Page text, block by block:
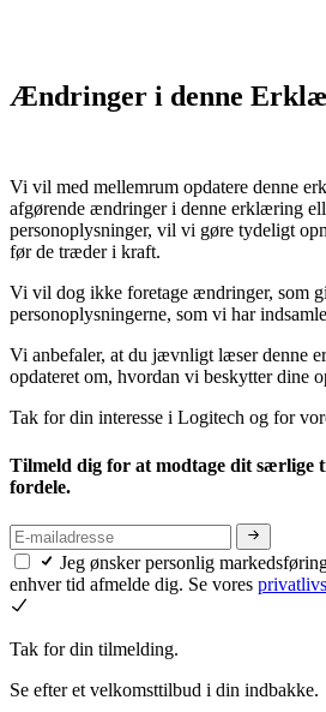
Ændringer i denne
Vi vil med mellemrum opdatere denne
afgørende ændringer i denne erklæring
personoplysninger, vil vi gøre tydeligt
før de træder i kraft.
Vi vil dog ikke foretage ændringer, som
personoplysningerne, som vi har
Vi anbefaler, at du jævnligt læser denne
opdateret om, hvordan vi beskytter dine
Tak for din interesse i Logitech og for
Tilmeld dig for at modtage dit særlige
fordele.
Jeg ønsker personlig
enhver tid afmelde dig. Se vores
Tak for din tilmelding.
Se efter et velkomsttilbud i din indbakke.